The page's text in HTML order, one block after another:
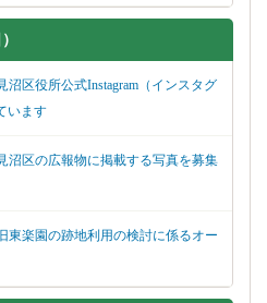
沼区役所公式Instagram（インスタグ
います
沼区の広報物に掲載する写真を募集
旧東楽園の跡地利用の検討に係るオー